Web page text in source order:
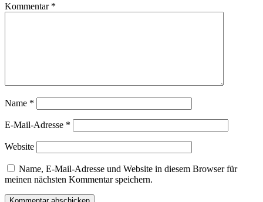
Kommentar *
Name *
E-Mail-Adresse *
Website
Name, E-Mail-Adresse und Website in diesem Browser für
meinen nächsten Kommentar speichern.